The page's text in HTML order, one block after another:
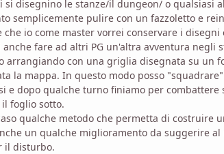
si disegnino le stanze/il dungeon/ o qualsiasi
semplicemente pulire con un fazzoletto e
che io come master vorrei conservare i
fare ad altri PG un'altra avventura negli
arrangiando con una griglia disegnata su un
la mappa. In questo modo posso
e dopo qualche turno finiamo per
foglio sotto.
qualche metodo che permetta di
un qualche miglioramento da suggerire
il disturbo.